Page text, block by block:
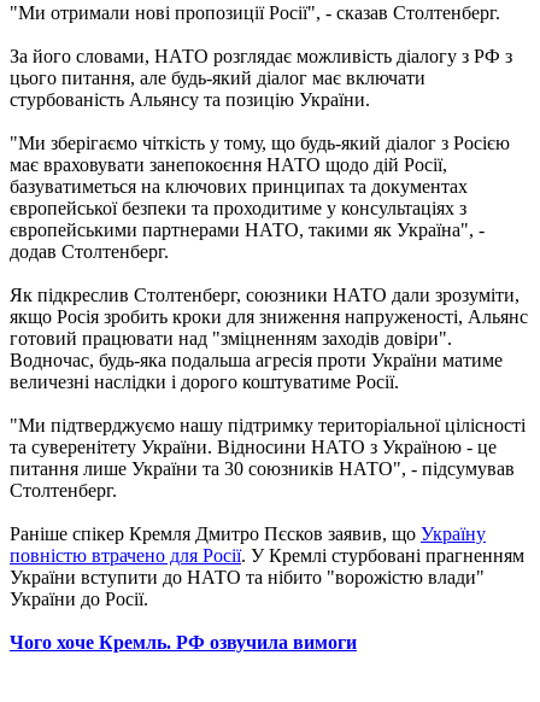
"Ми отримали нові пропозиції Росії", - сказав Столтенберг.
За його словами, НАТО розглядає можливість діалогу з РФ з
цього питання, але будь-який діалог має включати
стурбованість Альянсу та позицію України.
"Ми зберігаємо чіткість у тому, що будь-який діалог з Росією
має враховувати занепокоєння НАТО щодо дій Росії,
базуватиметься на ключових принципах та документах
європейської безпеки та проходитиме у консультаціях з
європейськими партнерами НАТО, такими як Україна", -
додав Столтенберг.
Як підкреслив Столтенберг, союзники НАТО дали зрозуміти,
якщо Росія зробить кроки для зниження напруженості, Альянс
готовий працювати над "зміцненням заходів довіри".
Водночас, будь-яка подальша агресія проти України матиме
величезні наслідки і дорого коштуватиме Росії.
"Ми підтверджуємо нашу підтримку територіальної цілісності
та суверенітету України. Відносини НАТО з Україною - це
питання лише України та 30 союзників НАТО", - підсумував
Столтенберг.
Раніше спікер Кремля Дмитро Пєсков заявив, що Україну
повністю втрачено для Росії. У Кремлі стурбовані прагненням
України вступити до НАТО та нібито "ворожістю влади"
України до Росії.
Чого хоче Кремль. РФ озвучила вимоги